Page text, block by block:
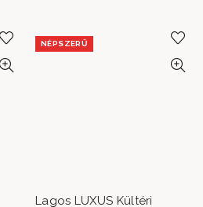
NÉPSZERŰ
Lagos LUXUS Kültéri